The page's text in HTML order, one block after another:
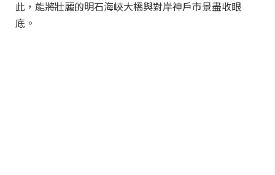
此，能將壯麗的明石海峽大橋與對岸神戶市景盡收眼
底。